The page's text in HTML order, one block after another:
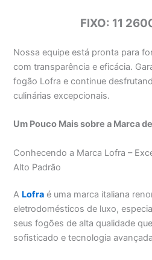
FIXO: 11
Nossa equipe está pronta para
com transparência e eficácia.
fogão Lofra e continue
culinárias excepcionais.
Um Pouco Mais sobre a Marca
Conhecendo a Marca Lofra –
Alto Padrão
A Lofra é uma marca italiana
eletrodomésticos de luxo,
seus fogões de alta qualidade
sofisticado e tecnologia